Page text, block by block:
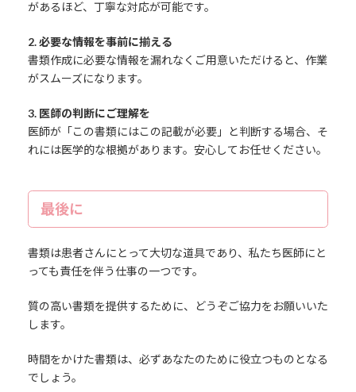
があるほど、丁寧な対応が可能です。
2. 必要な情報を事前に揃える
書類作成に必要な情報を漏れなくご用意いただけると、作業
がスムーズになります。
3. 医師の判断にご理解を
医師が「この書類にはこの記載が必要」と判断する場合、そ
れには医学的な根拠があります。安心してお任せください。
最後に
書類は患者さんにとって大切な道具であり、私たち医師にと
っても責任を伴う仕事の一つです。
質の高い書類を提供するために、どうぞご協力をお願いいた
します。
時間をかけた書類は、必ずあなたのために役立つものとなる
でしょう。